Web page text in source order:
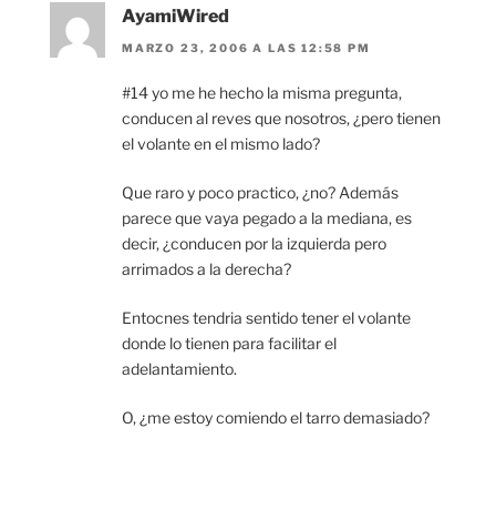
AyamiWired
MARZO 23, 2006 A LAS 12:58 PM
#14 yo me he hecho la misma pregunta,
conducen al reves que nosotros, ¿pero tienen
el volante en el mismo lado?
Que raro y poco practico, ¿no? Además
parece que vaya pegado a la mediana, es
decir, ¿conducen por la izquierda pero
arrimados a la derecha?
Entocnes tendria sentido tener el volante
donde lo tienen para facilitar el
adelantamiento.
O, ¿me estoy comiendo el tarro demasiado?